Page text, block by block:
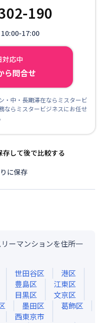
190
17:00
対応中
ら問合せ
・中・長期滞在ならミスタービ
らミスタービジネスにお任せ
して後で比較する
に保存
ーマンションを住所一
世田谷区
港区
豊島区
江東区
目黒区
文京区
墨田区
葛飾区
西東京市